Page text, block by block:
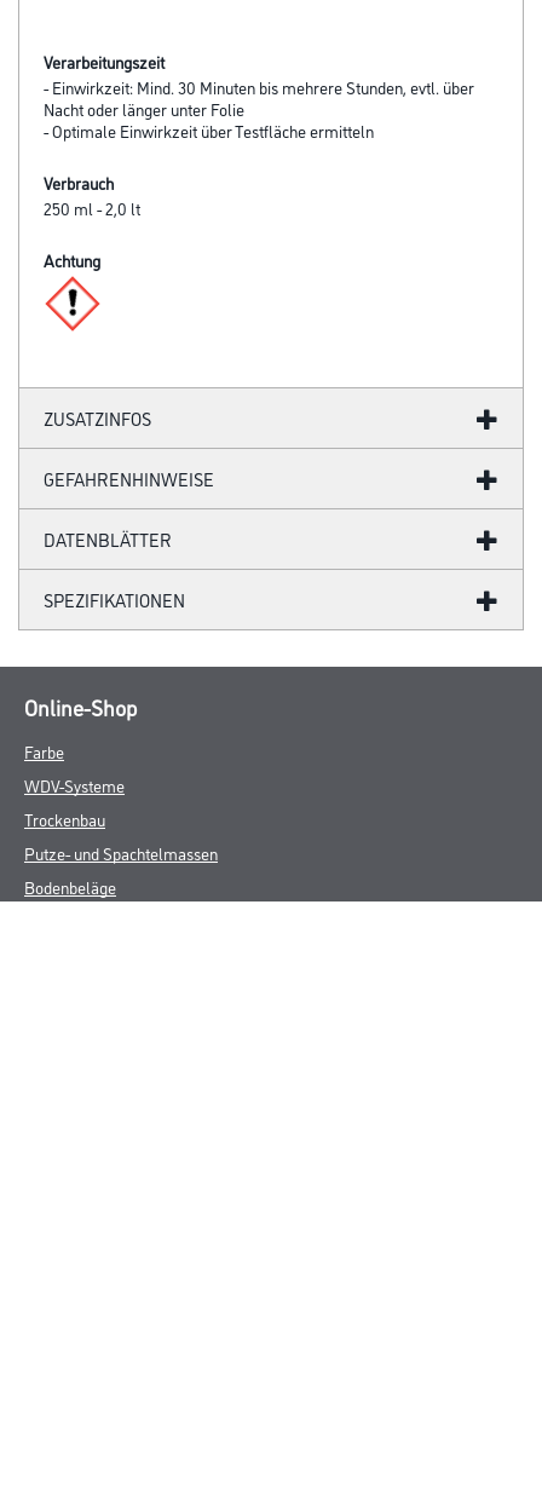
Verarbeitungszeit
- Einwirkzeit: Mind. 30 Minuten bis mehrere Stunden, evtl. über
Nacht oder länger unter Folie
- Optimale Einwirkzeit über Testfläche ermitteln
Verbrauch
250 ml - 2,0 lt
Achtung
ZUSATZINFOS
GEFAHRENHINWEISE
DATENBLÄTTER
SPEZIFIKATIONEN
Online-Shop
Farbe
WDV-Systeme
Trockenbau
Putze- und Spachtelmassen
Bodenbeläge